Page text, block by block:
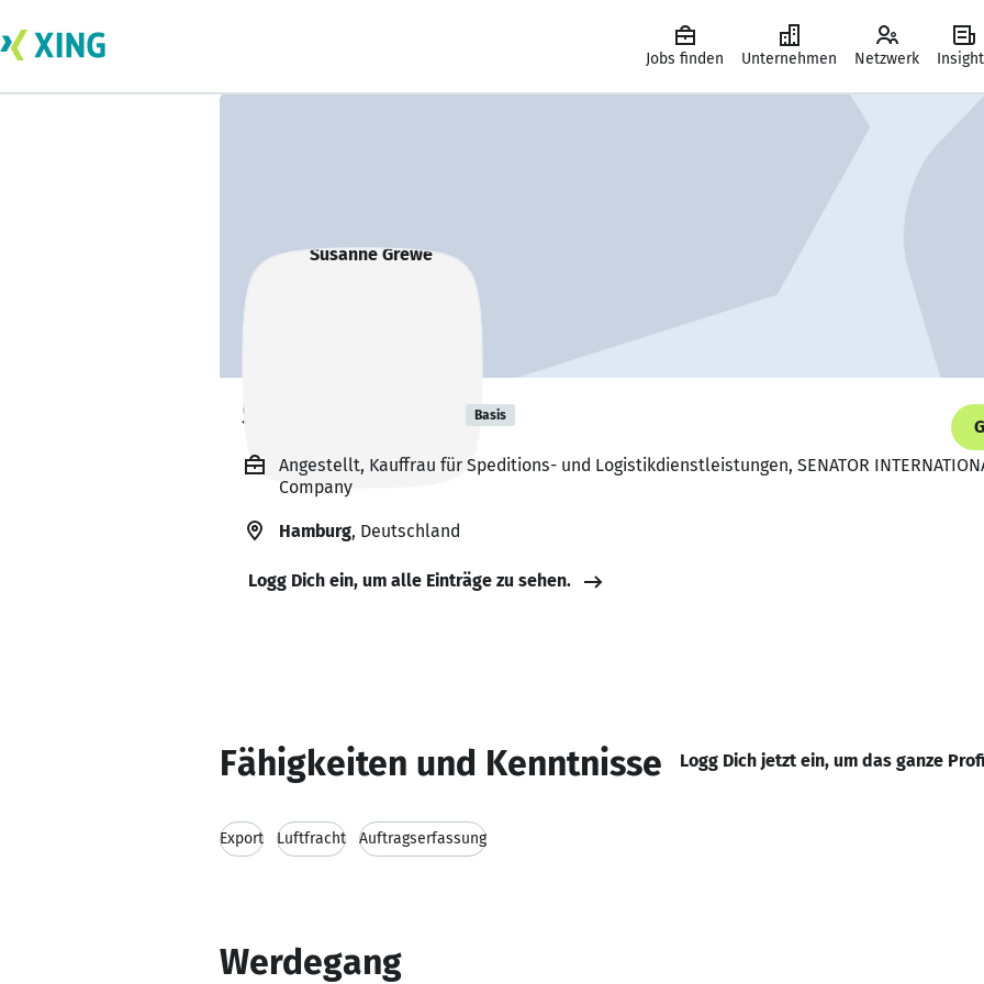
Jobs finden Unternehmen Netzwerk
Susanne Grewe Basis
Angestellt, Kauffrau für Speditions- und Logistikdienstleistungen, SENATOR
Company
Hamburg, Deutschland
Logg Dich ein, um alle Einträge zu sehen.
Fähigkeiten und Kenntnisse Logg Dich jetzt ein, um das ganze
Export Luftfracht Auftragserfassung
Werdegang